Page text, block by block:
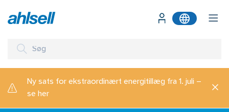
Ny sats for ekstraordinært energitillæg fra 1. juli –
se her